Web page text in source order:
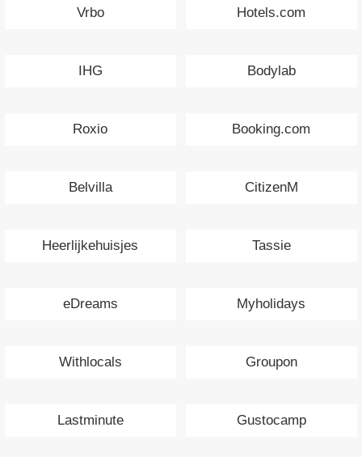
Vrbo Hotels.com
IHG Bodylab
Roxio Booking.com
Belvilla CitizenM
Heerlijkehuisjes Tassie
eDreams Myholidays
Withlocals Groupon
Lastminute Gustocamp